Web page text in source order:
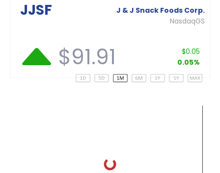
JJSF
J & J Snack Foods Corp.
NasdaqGS
$91.91
$0.05
0.05%